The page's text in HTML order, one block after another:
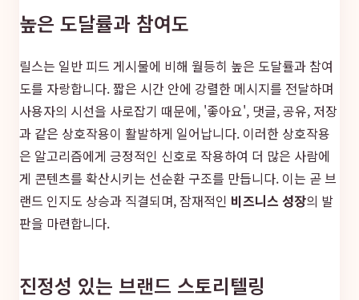
높은 도달률과 참여도
릴스는 일반 피드 게시물에 비해 월등히 높은 도달률과 참여
도를 자랑합니다. 짧은 시간 안에 강렬한 메시지를 전달하며
사용자의 시선을 사로잡기 때문에, '좋아요', 댓글, 공유, 저장
과 같은 상호작용이 활발하게 일어납니다. 이러한 상호작용
은 알고리즘에게 긍정적인 신호로 작용하여 더 많은 사람에
게 콘텐츠를 확산시키는 선순환 구조를 만듭니다. 이는 곧 브
랜드 인지도 상승과 직결되며, 잠재적인 비즈니스 성장의 발
판을 마련합니다.
진정성 있는 브랜드 스토리텔링